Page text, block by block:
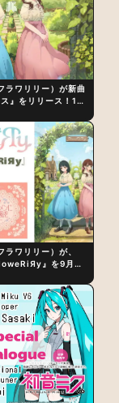
ワリリー）が新曲
ス』をリリース！1st
ワリリー）が、
』を9月23